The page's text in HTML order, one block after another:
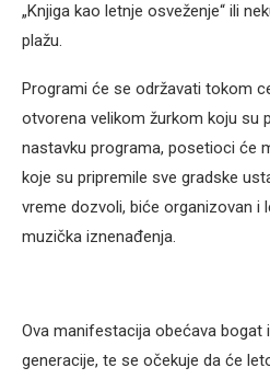
„Knjiga kao letnje osveženje“ ili
plažu.
Programi će se održavati tokom
otvorena velikom žurkom koju su
nastavku programa, posetioci će
koje su pripremile sve gradske
vreme dozvoli, biće organizovan i
muzička iznenađenja.
Ova manifestacija obećava bogat
generacije, te se očekuje da će